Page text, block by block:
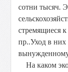
сотни тысяч.
стремящиеся
пр..Уход в них
На каком